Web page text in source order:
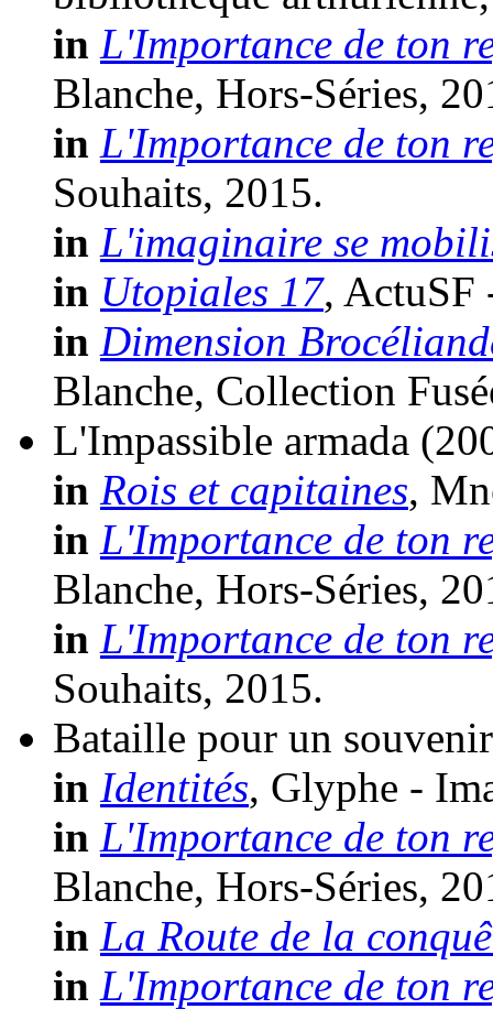
in L'Importance de ton
Blanche, Hors-Séries,
in L'Importance de ton
Souhaits, 2015.
in L'imaginaire se
in Utopiales 17, ActuSF
in Dimension
Blanche, Collection
L'Impassible armada
in Rois et capitaines,
in L'Importance de ton
Blanche, Hors-Séries,
in L'Importance de ton
Souhaits, 2015.
Bataille pour un
in Identités, Glyphe -
in L'Importance de ton
Blanche, Hors-Séries,
in La Route de la
in L'Importance de ton